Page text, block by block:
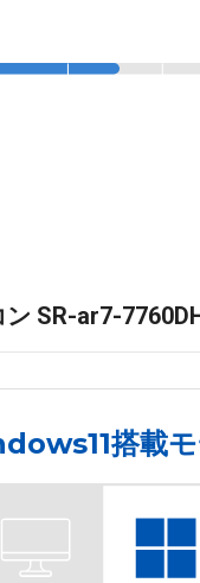
ン SR-ar7-
搭載